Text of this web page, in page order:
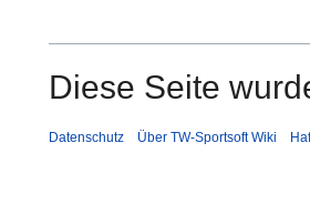
Diese Seite
Datenschutz Über TW-Sportsoft Wiki